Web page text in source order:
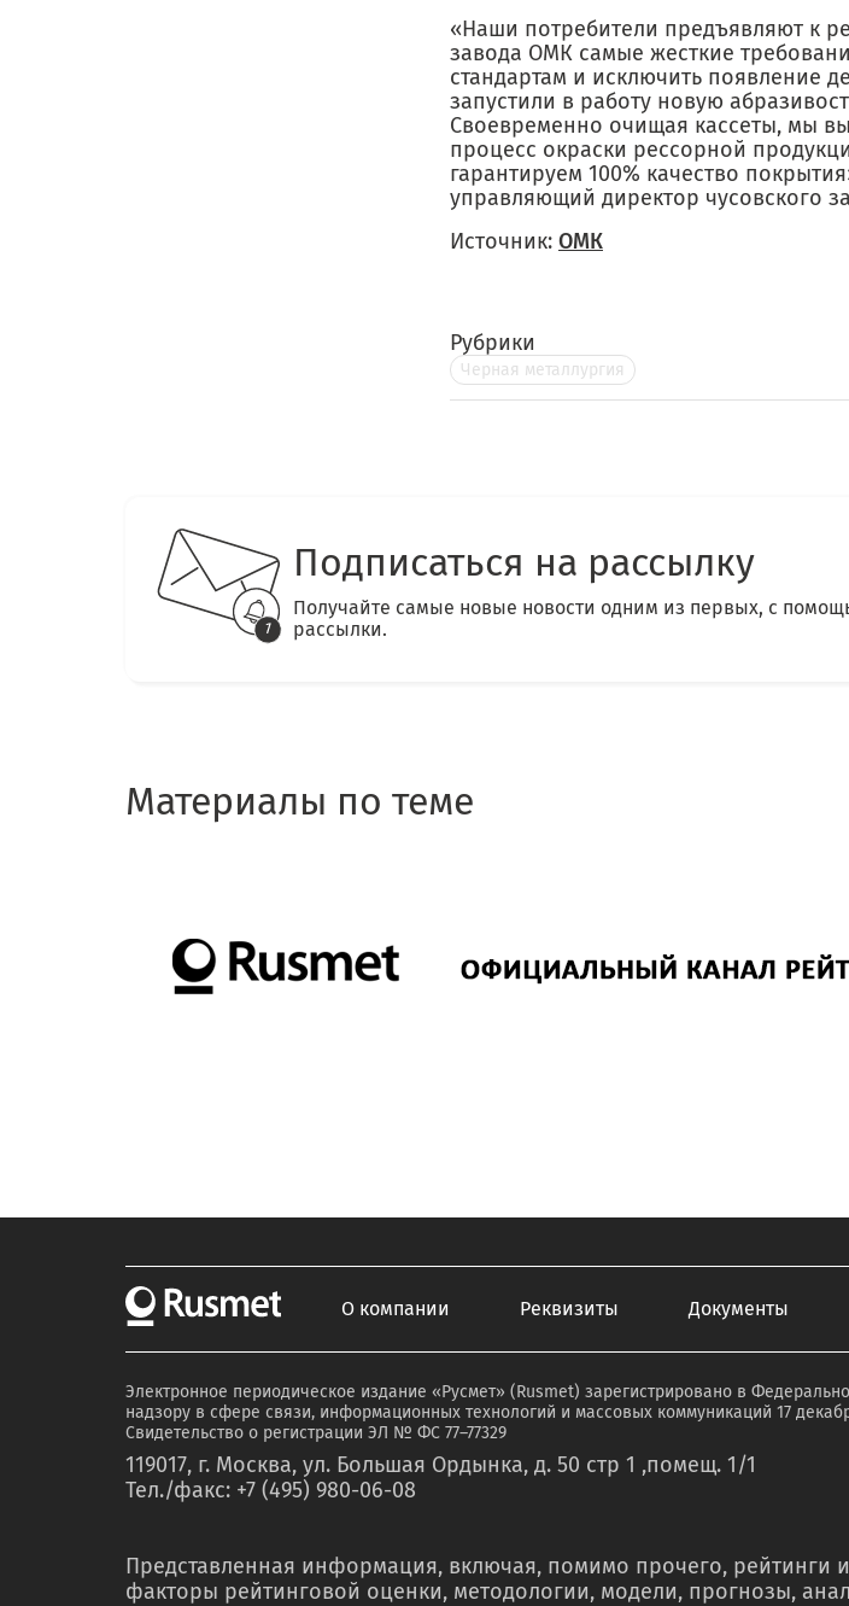
«Наши потребители предъявляют к
завода ОМК самые жесткие
стандартам и исключить появление
запустили в работу новую
Своевременно очищая кассеты, мы
процесс окраски рессорной
гарантируем 100% качество
управляющий директор чусовского
Источник: ОМК
Рубрики
Черная металлургия
Подписаться на рассылку
Получайте самые новые новости одним из первых, с
рассылки.
Материалы по теме
О компании Реквизиты Документы
Электронное периодическое издание «Русмет» (Rusmet) зарегистрировано в
надзору в сфере связи, информационных технологий и массовых коммуникаций 17
Свидетельство о регистрации ЭЛ № ФС 77–77329
119017, г. Москва, ул. Большая Ордынка, д. 50 стр 1 ,помещ. 1/1
Тел./факс: +7 (495) 980-06-08
Представленная информация, включая, помимо прочего, рейтинги
факторы рейтинговой оценки, методологии, модели, прогнозы,